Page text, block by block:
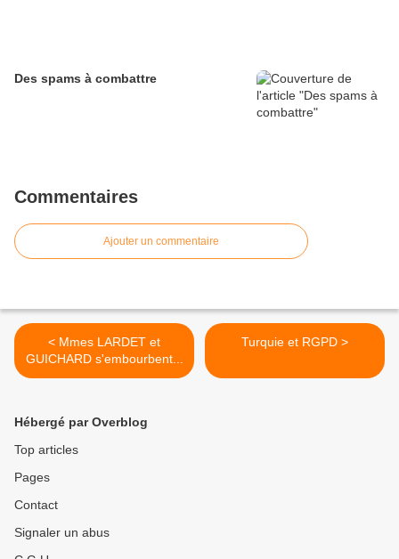
Des spams à combattre
Commentaires
Ajouter un commentaire
< Mmes LARDET et
GUICHARD s'embourbent...
Turquie et RGPD >
Hébergé par Overblog
Top articles
Pages
Contact
Signaler un abus